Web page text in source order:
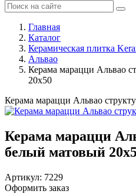
Главная
Каталог
Керамическая плитка
Альвао
Керама марацци Альвао
20х50
Керама марацци Альвао
Керама марацци
белый матовый
Артикул: 7229
Оформить заказ